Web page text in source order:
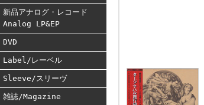
新品アナログ・レコード
Analog LP&EP
DVD
Label/レーベル
Sleeve/スリーヴ
雑誌/Magazine